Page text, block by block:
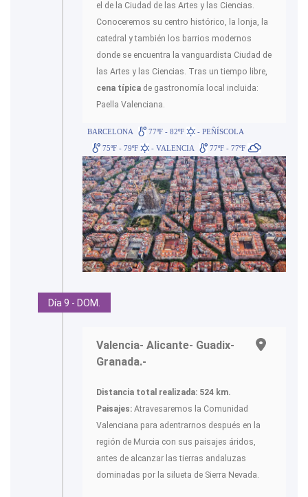
el de la Ciudad de las Artes y las Ciencias.
Conoceremos su centro histórico, la lonja, la
catedral y también los barrios modernos
donde se encuentra la vanguardista Ciudad de
las Artes y las Ciencias. Tras un tiempo libre,
cena típica de gastronomía local incluida:
Paella Valenciana.
BARCELONA 77ºF - 82ºF
- PEÑÍSCOLA
75ºF - 79ºF
- VALENCIA 77ºF - 77ºF
Día 9 - DOM.
Valencia- Alicante- Guadix-
Granada.-
Distancia total realizada: 524 km.
Paisajes: Atravesaremos la Comunidad
Valenciana para adentrarnos después en la
región de Murcia con sus paisajes áridos,
antes de alcanzar las tierras andaluzas
dominadas por la silueta de Sierra Nevada.